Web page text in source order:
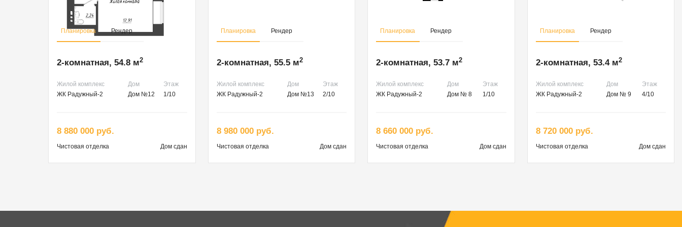
Планировка Рендер
2-комнатная, 54.8 м2
Жилой комплекс Дом
Этаж
ЖК Радужный-2
Дом №12 1/10
8 880 000 руб.
Чистовая отделка Дом сдан
Планировка Рендер
2-комнатная, 55.5 м2
Жилой комплекс Дом
Этаж
ЖК Радужный-2
Дом №13 2/10
8 980 000 руб.
Чистовая отделка Дом сдан
Планировка Рендер
2-комнатная, 53.7 м2
Жилой комплекс Дом
Этаж
ЖК Радужный-2
Дом № 8 1/10
8 660 000 руб.
Чистовая отделка Дом сдан
Планировка Рендер
2-комнатная, 53.4 м2
Жилой комплекс Дом
Этаж
ЖК Радужный-2
Дом № 9 4/10
8 720 000 руб.
Чистовая отделка Дом сдан